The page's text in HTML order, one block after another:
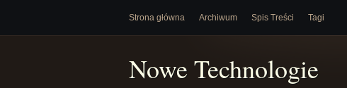
Strona główna Archiwum Spis Treści Tagi
Nowe Technologie